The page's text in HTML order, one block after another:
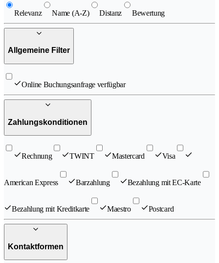
Relevanz Name (A-Z) Distanz Bewertung
Allgemeine Filter
Online Buchungsanfrage verfügbar
Zahlungskonditionen
Rechnung TWINT Mastercard Visa
American Express Barzahlung Bezahlung mit EC-Karte
Bezahlung mit Kreditkarte Maestro Postcard
Kontaktformen